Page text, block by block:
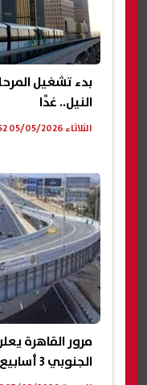
بدء تشغيل
النيل.. غدًا
الثلاثاء 05/05/2026 03:52 م
مرور القاهرة
الجنوبي 3 أسابيع وتحويلات مرورية بديلة